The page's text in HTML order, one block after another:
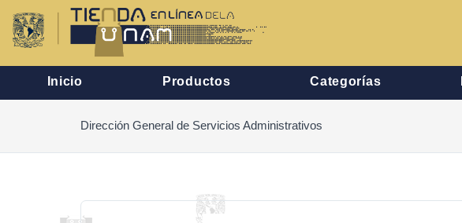
Inicio Productos Categorías
Dirección General de Servicios Administrativos